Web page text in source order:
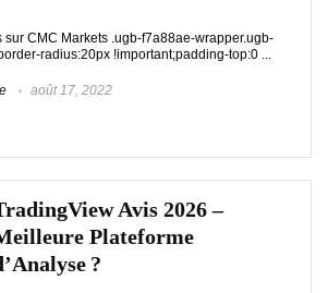
sur CMC Markets .ugb-f7a88ae-wrapper.ugb-
radius:20px !important;padding-top:0 ...
août 17, 2022
Avis 2026 –
Plateforme
?